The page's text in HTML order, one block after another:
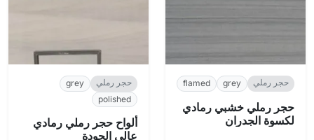
حجر رملي grey
flamed
حجر رملي خشبي رمادي
لكسوة الجدران
حجر رملي
grey
polished
ألواح حجر رملي رمادي
عالي الجودة